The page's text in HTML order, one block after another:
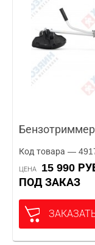
Код товара —
ЦЕНА
15 990
ПОД ЗАКАЗ